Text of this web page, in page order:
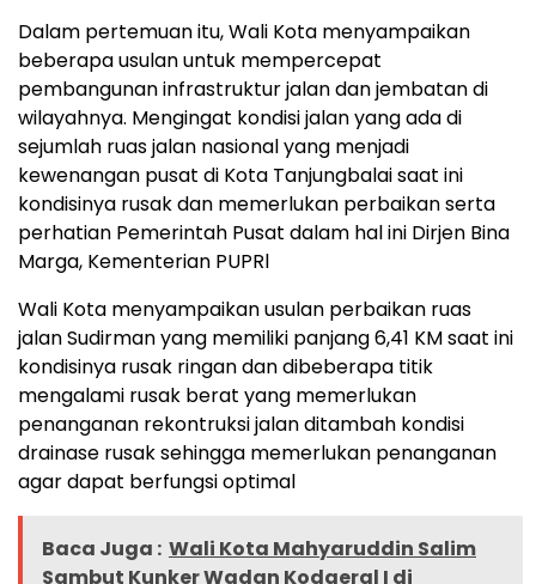
Dalam pertemuan itu, Wali Kota menyampaikan
beberapa usulan untuk mempercepat
pembangunan infrastruktur jalan dan jembatan di
wilayahnya. Mengingat kondisi jalan yang ada di
sejumlah ruas jalan nasional yang menjadi
kewenangan pusat di Kota Tanjungbalai saat ini
kondisinya rusak dan memerlukan perbaikan serta
perhatian Pemerintah Pusat dalam hal ini Dirjen Bina
Marga, Kementerian PUPRl
Wali Kota menyampaikan usulan perbaikan ruas
jalan Sudirman yang memiliki panjang 6,41 KM saat ini
kondisinya rusak ringan dan dibeberapa titik
mengalami rusak berat yang memerlukan
penanganan rekontruksi jalan ditambah kondisi
drainase rusak sehingga memerlukan penanganan
agar dapat berfungsi optimal
Baca Juga : Wali Kota Mahyaruddin Salim
Sambut Kunker Wadan Kodaeral I di